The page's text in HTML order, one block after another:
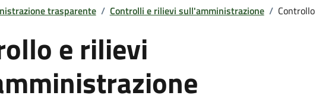
trasparente / Controlli e rilievi sull'amministrazione /
e rilievi